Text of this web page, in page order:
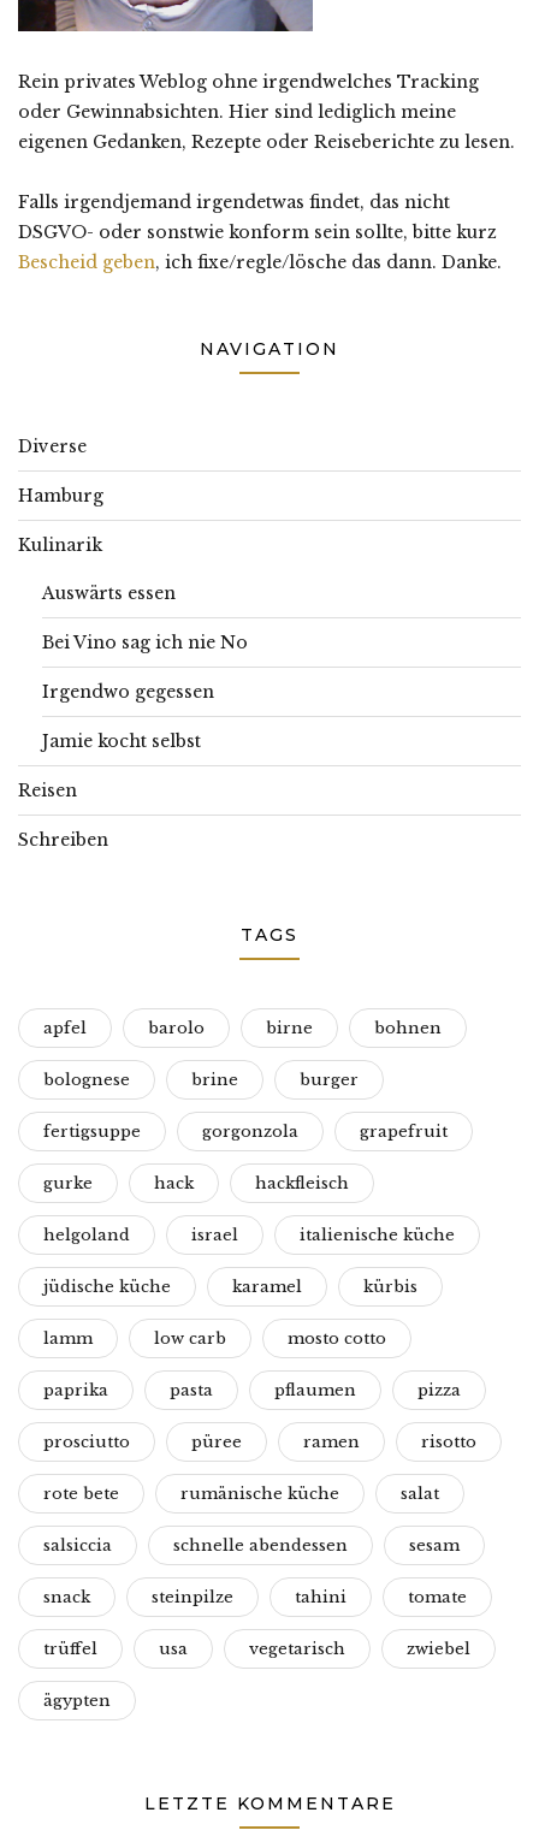
Rein privates Weblog ohne irgendwelches Tracking
oder Gewinnabsichten. Hier sind lediglich meine
eigenen Gedanken, Rezepte oder Reiseberichte zu lesen.
Falls irgendjemand irgendetwas findet, das nicht
DSGVO- oder sonstwie konform sein sollte, bitte kurz
Bescheid geben, ich fixe/regle/lösche das dann. Danke.
NAVIGATION
Diverse
Hamburg
Kulinarik
Auswärts essen
Bei Vino sag ich nie No
Irgendwo gegessen
Jamie kocht selbst
Reisen
Schreiben
TAGS
apfel barolo birne bohnen
bolognese brine burger
fertigsuppe gorgonzola grapefruit
gurke hack hackfleisch
helgoland israel italienische küche
jüdische küche karamel kürbis
lamm low carb mosto cotto
paprika pasta pflaumen pizza
prosciutto püree ramen risotto
rote bete rumänische küche salat
salsiccia schnelle abendessen sesam
snack steinpilze tahini tomate
trüffel usa vegetarisch zwiebel
ägypten
LETZTE KOMMENTARE